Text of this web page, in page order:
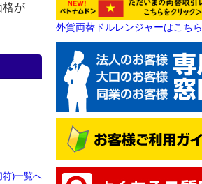
格が
符)一覧へ
外貨両替ドルレンジャーはこちら